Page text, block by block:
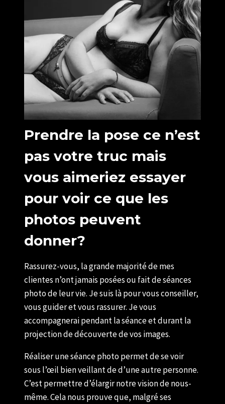
Prendre la pose ce n’est
pas votre truc mais
vous aimeriez essayer
pour voir ce que les
photos peuvent
donner?
Rassurez-vous, la grande majorité de mes
clientes n’ont jamais posées ou fait de séances
photo de leur vie. Je suis là pour vous conseiller,
vous guider et vous rassurer. Je vous
accompagnerai pendant la séance et durant la
projection de découverte de vos images.
Réaliser une séance photo permet de se voir
sous l’œil bien veillant de d’une autre personne.
C’est permettre d’élargir notre vision de nous-
même. Cela nous prouve que, malgré ses